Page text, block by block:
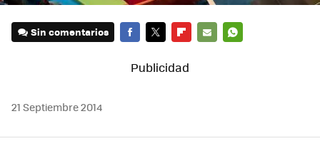
Sin comentarios
21 Septiembre 2014